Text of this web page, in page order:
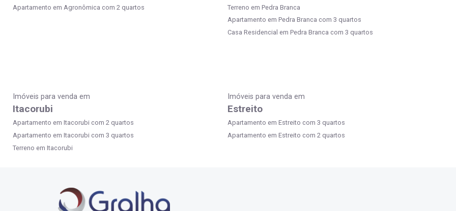
Apartamento em Agronômica com 2 quartos
Terreno em Pedra Branca
Apartamento em Pedra Branca com 3 quartos
Casa Residencial em Pedra Branca com 3 quartos
Imóveis para venda em
Itacorubi
Apartamento em Itacorubi com 2 quartos
Apartamento em Itacorubi com 3 quartos
Terreno em Itacorubi
Imóveis para venda em
Estreito
Apartamento em Estreito com 3 quartos
Apartamento em Estreito com 2 quartos